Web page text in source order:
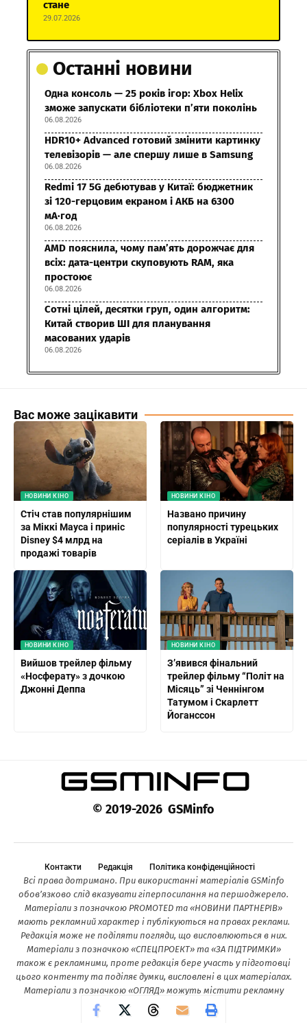
стане
29.07.2026
Останні новини
Одна консоль — 25 років ігор: Xbox Helix
зможе запускати бібліотеки п’яти поколінь
06.08.2026
HDR10+ Advanced готовий змінити картинку
телевізорів — але спершу лише в Samsung
06.08.2026
Redmi 17 5G дебютував у Китаї: бюджетник
зі 120-герцовим екраном і АКБ на 6300
мА·год
06.08.2026
AMD пояснила, чому пам’ять дорожчає для
всіх: дата-центри скуповують RAM, яка
простоює
06.08.2026
Сотні цілей, десятки груп, один алгоритм:
Китай створив ШІ для планування
масованих ударів
06.08.2026
Вас може зацікавити
НОВИНИ КІНО
Стіч став популярнішим
за Міккі Мауса і приніс
Disney $4 млрд на
продажі товарів
НОВИНИ КІНО
Названо причину
популярності турецьких
серіалів в Україні
НОВИНИ КІНО
Вийшов трейлер фільму
«Носферату» з дочкою
Джонні Деппа
НОВИНИ КІНО
З’явився фінальний
трейлер фільму “Політ на
Місяць” зі Ченнінгом
Татумом і Скарлетт
Йоганссон
© 2019-2026 GSMinfo
Контакти Редакція Політика конфіденційності
Всі права дотримано. При використанні матеріалів GSMinfo
обов’язково слід вказувати гіперпосилання на першоджерело.
Матеріали з позначкою PROMOTED та «НОВИНИ ПАРТНЕРІВ»
мають рекламний характер і публікуються на правах реклами.
Редакція може не поділяти погляди, що висловлюються в них.
Матеріали з позначкою «СПЕЦПРОЕКТ» та «ЗА ПІДТРИМКИ»
також є рекламними, проте редакція бере участь у підготовці
цього контенту та поділяє думки, висловлені в цих матеріалах.
Матеріали з позначкою «ОГЛЯД» можуть містити рекламну
інформацію.